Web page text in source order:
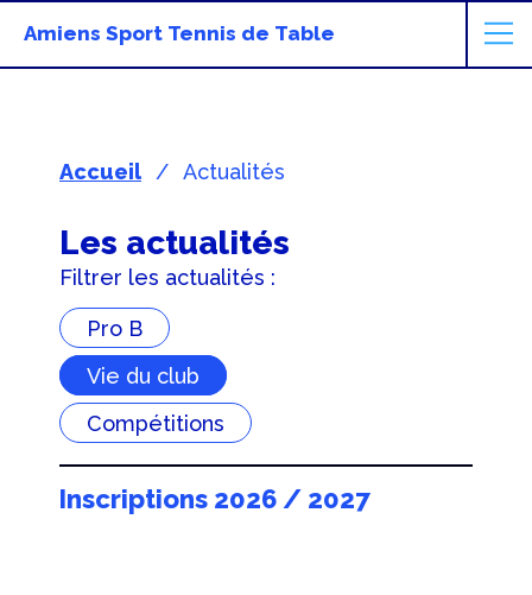
Amiens Sport Tennis de Table
Accueil Actualités
Les actualités
Filtrer les actualités :
Pro B
Vie du club
Compétitions
Inscriptions 2026 / 2027